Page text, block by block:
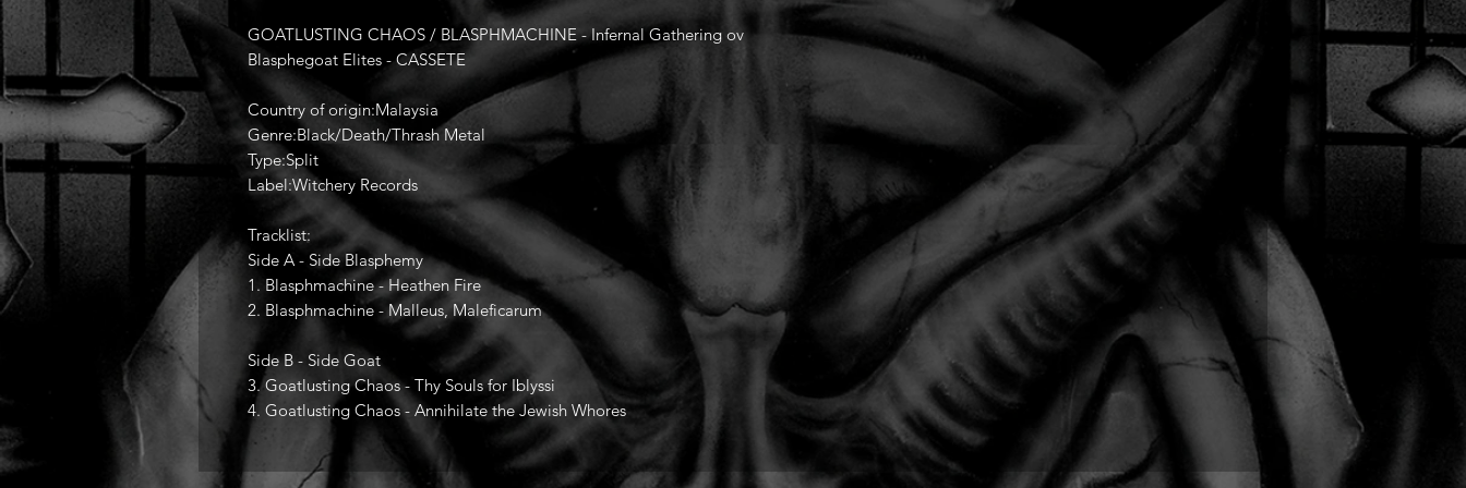
GOATLUSTING CHAOS / BLASPHMACHINE - Infernal Gathering ov
Blasphegoat Elites - CASSETE
Country of origin:Malaysia
Genre:Black/Death/Thrash Metal
Type:Split
Label:Witchery Records
Tracklist:
Side A - Side Blasphemy
1. Blasphmachine - Heathen Fire
2. Blasphmachine - Malleus, Maleficarum
Side B - Side Goat
3. Goatlusting Chaos - Thy Souls for Iblyssi
4. Goatlusting Chaos - Annihilate the Jewish Whores